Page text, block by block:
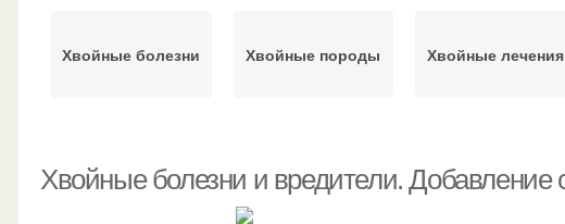
Хвойные болезни Хвойные породы Хвойные лечения
Хвойные болезни и вредители. Добавление